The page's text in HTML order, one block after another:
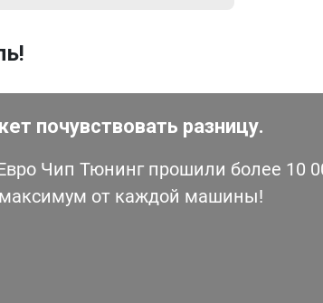
почувствовать разницу.
Чип Тюнинг прошили более 10
от каждой машины!